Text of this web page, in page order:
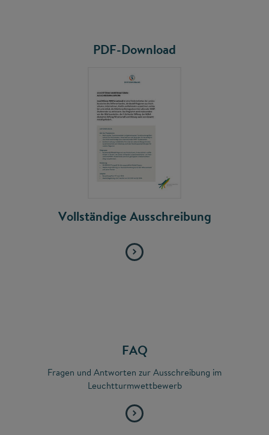
PDF-Download
Vollständige Ausschreibung
FAQ
Fragen und Antworten zur Ausschreibung im
Leuchtturmwettbewerb